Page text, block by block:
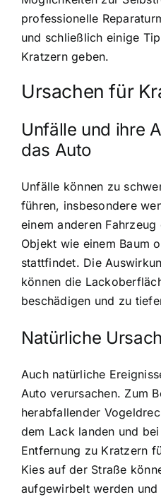
professionelle
und schließlich einige
Kratzern geben.
Ursachen für
Unfälle und ihre
das Auto
Unfälle können zu
führen, insbesondere
einem anderen
Objekt wie einem Baum
stattfindet. Die
können die
beschädigen und zu
Natürliche
Auch natürliche
Auto verursachen. Zum
herabfallender
dem Lack landen und
Entfernung zu Kratzern
Kies auf der Straße
aufgewirbelt werden